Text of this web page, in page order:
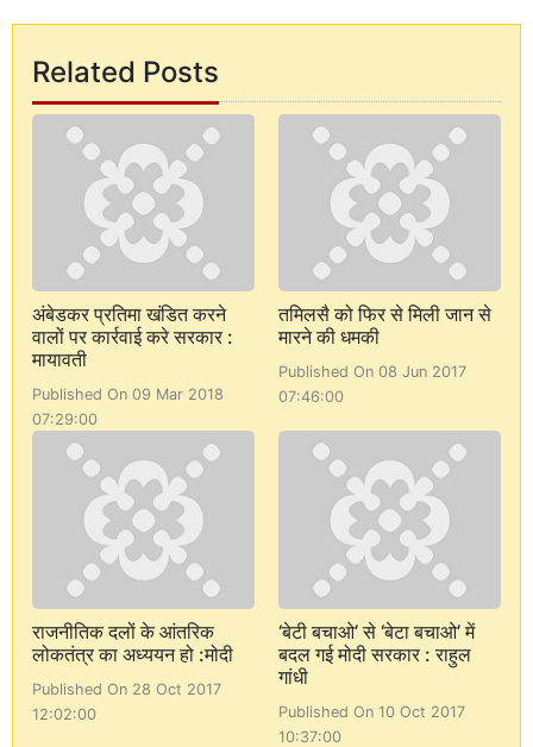
Related Posts
अंबेडकर प्रतिमा खंडित करने
वालों पर कार्रवाई करे सरकार :
मायावती
Published On 09 Mar 2018
07:29:00
तमिलसै को फिर से मिली जान से
मारने की धमकी
Published On 08 Jun 2017
07:46:00
राजनीतिक दलों के आंतरिक
लोकतंत्र का अध्ययन हो :मोदी
Published On 28 Oct 2017
12:02:00
‘बेटी बचाओ’ से ‘बेटा बचाओ’ में
बदल गई मोदी सरकार : राहुल
गांधी
Published On 10 Oct 2017
10:37:00